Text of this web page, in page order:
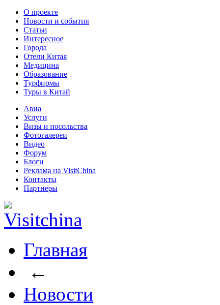
О проекте
Новости и события
Статьи
Интересное
Города
Отели Китая
Медицина
Образование
Турфирмы
Туры в Китай
Авиа
Услуги
Визы и посольства
Фотогалереи
Видео
Форум
Блоги
Реклама на VisitChina
Контакты
Партнеры
Главная
←
Новости